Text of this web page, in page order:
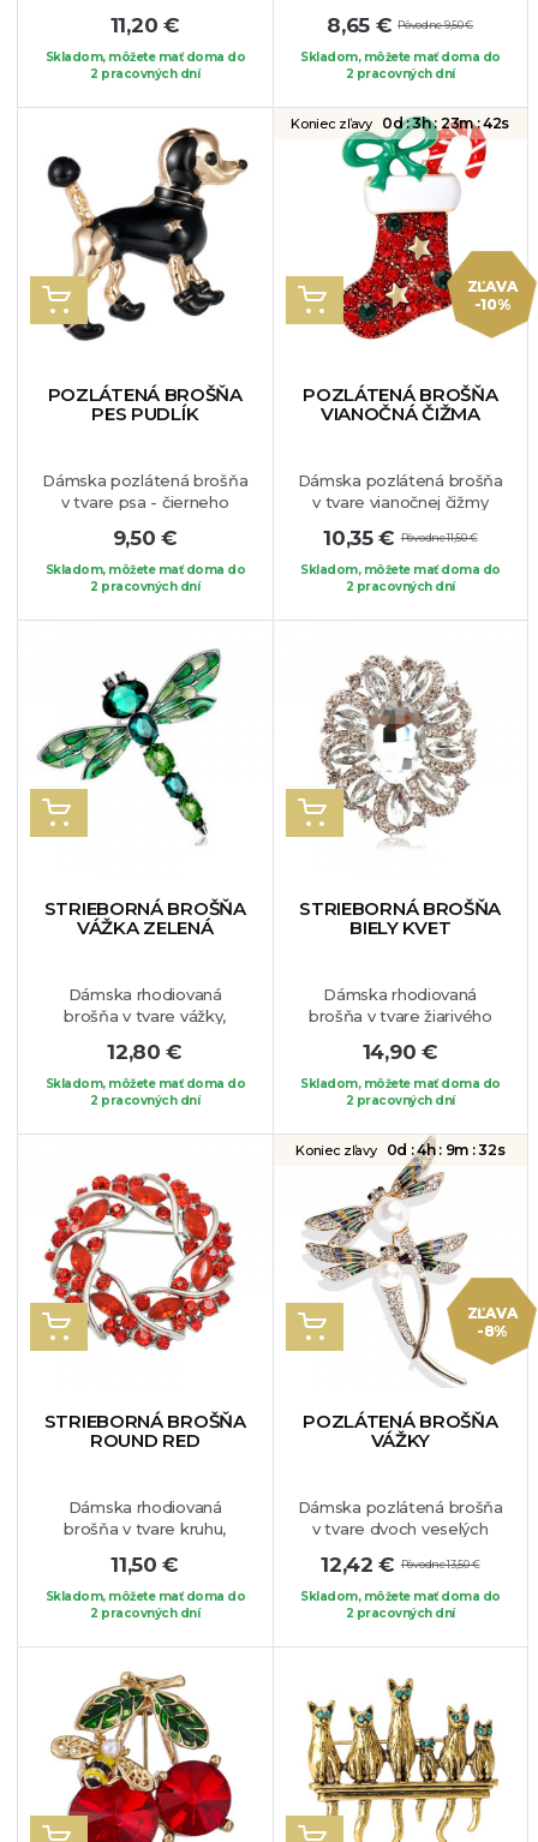
krištálikmi. Brošňa je
vhodná pre dámy, ktorých
krstné meno sa začína
osobe aj darovať.
Jedinečný elegantný
kúsok, ktorý dokonale
vynikne na Vašom
obľúbenom oblečení.
11,20 €
Skladom, môžete mať doma do
2 pracovných dní
fialový krištáľ. Môžete ním
obdarovať milovanú
osobu, ktorej týmto
urobíte radosť. Pripnúť si
ho môžete na Váš
obľúbený kúsok oblečenia.
8,65 €Pôvodne 9,50 €
Skladom, môžete mať doma do
2 pracovných dní
VLOŽIŤ DO KOŠÍKA
POZLÁTENÁ BROŠŇA
PES PUDLÍK
Dámska pozlátená brošňa
v tvare psa - čierneho
ktorý je vhodný na vaše
obľúbené sako, sveter, či
blúzku a v neposlednom
9,50 €
Skladom, môžete mať doma do
2 pracovných dní
ZĽAVA
-10%
VLOŽIŤ DO KOŠÍKA
Koniec zľavy0d :3h : 23m : 41s
POZLÁTENÁ BROŠŇA
VIANOČNÁ ČIŽMA
Dámska pozlátená brošňa
v tvare vianočnej čižmy
krištáľmi. Jedinečný kúsok,
ktorý určite každého
poteší aj ako
šaty či blúzku.
10,35 €Pôvodne 11,50 €
Skladom, môžete mať doma do
2 pracovných dní
VLOŽIŤ DO KOŠÍKA
STRIEBORNÁ BROŠŇA
VÁŽKA ZELENÁ
Dámska rhodiovaná
brošňa v tvare vážky,
zelenej farby. Vážka je
symbolom slobody, preto
pokiaľ ste nezávislá
akýkoľvek Váš obľúbený
kúsok oblečenia.
12,80 €
Skladom, môžete mať doma do
2 pracovných dní
VLOŽIŤ DO KOŠÍKA
STRIEBORNÁ BROŠŇA
BIELY KVET
Dámska rhodiovaná
brošňa v tvare žiarivého
krištáľ bielej farby
uprostred šperku. Brošňa
je vhodná na jednoduchšie
vskutku výrazná a oživí váš
odev.
14,90 €
Skladom, môžete mať doma do
2 pracovných dní
VLOŽIŤ DO KOŠÍKA
STRIEBORNÁ BROŠŇA
ROUND RED
Dámska rhodiovaná
brošňa v tvare kruhu,
krištáli červenej farby
rôznych tvarov. Nádherný
šperk, ktorý je vhodný na
11,50 €
Skladom, môžete mať doma do
2 pracovných dní
ZĽAVA
-8%
VLOŽIŤ DO KOŠÍKA
Koniec zľavy0d : 4h : 9m : 31s
POZLÁTENÁ BROŠŇA
VÁŽKY
Dámska pozlátená brošňa
v tvare dvoch veselých
a prenádherný šperk.
Šperk zdobia číre krištáliky
a dominantná biela perla.
oblečenia.
12,42 €Pôvodne 13,50 €
Skladom, môžete mať doma do
2 pracovných dní